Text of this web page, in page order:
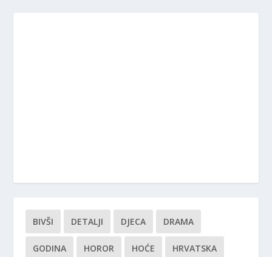
BIVŠI DETALJI DJECA DRAMA
GODINA HOROR HOĆE HRVATSKA